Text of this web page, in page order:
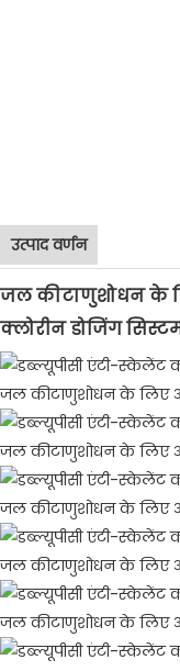
उत्पाद वर्णन
जल कीटाणुशोधन के
क्लोरीन डोजिंग